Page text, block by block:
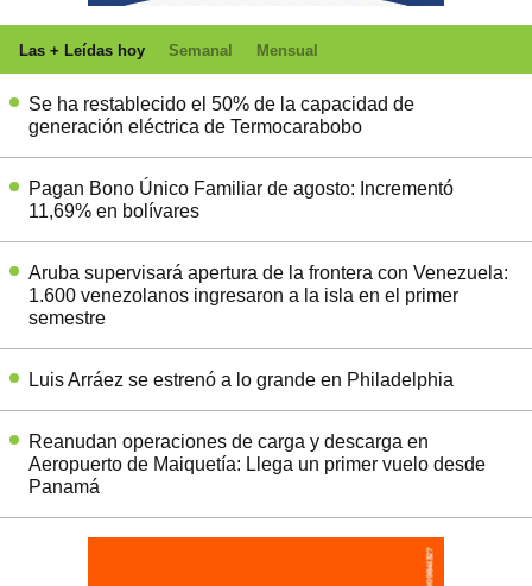
Las + Leídas hoy Semanal Mensual
Se ha restablecido el 50% de la capacidad de
generación eléctrica de Termocarabobo
Pagan Bono Único Familiar de agosto: Incrementó
11,69% en bolívares
Aruba supervisará apertura de la frontera con Venezuela:
1.600 venezolanos ingresaron a la isla en el primer
semestre
Luis Arráez se estrenó a lo grande en Philadelphia
Reanudan operaciones de carga y descarga en
Aeropuerto de Maiquetía: Llega un primer vuelo desde
Panamá